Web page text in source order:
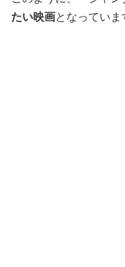
たい映画となっていま